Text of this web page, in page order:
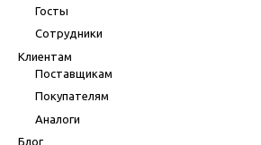
Госты
Сотрудники
Клиентам
Поставщикам
Покупателям
Аналоги
Блог